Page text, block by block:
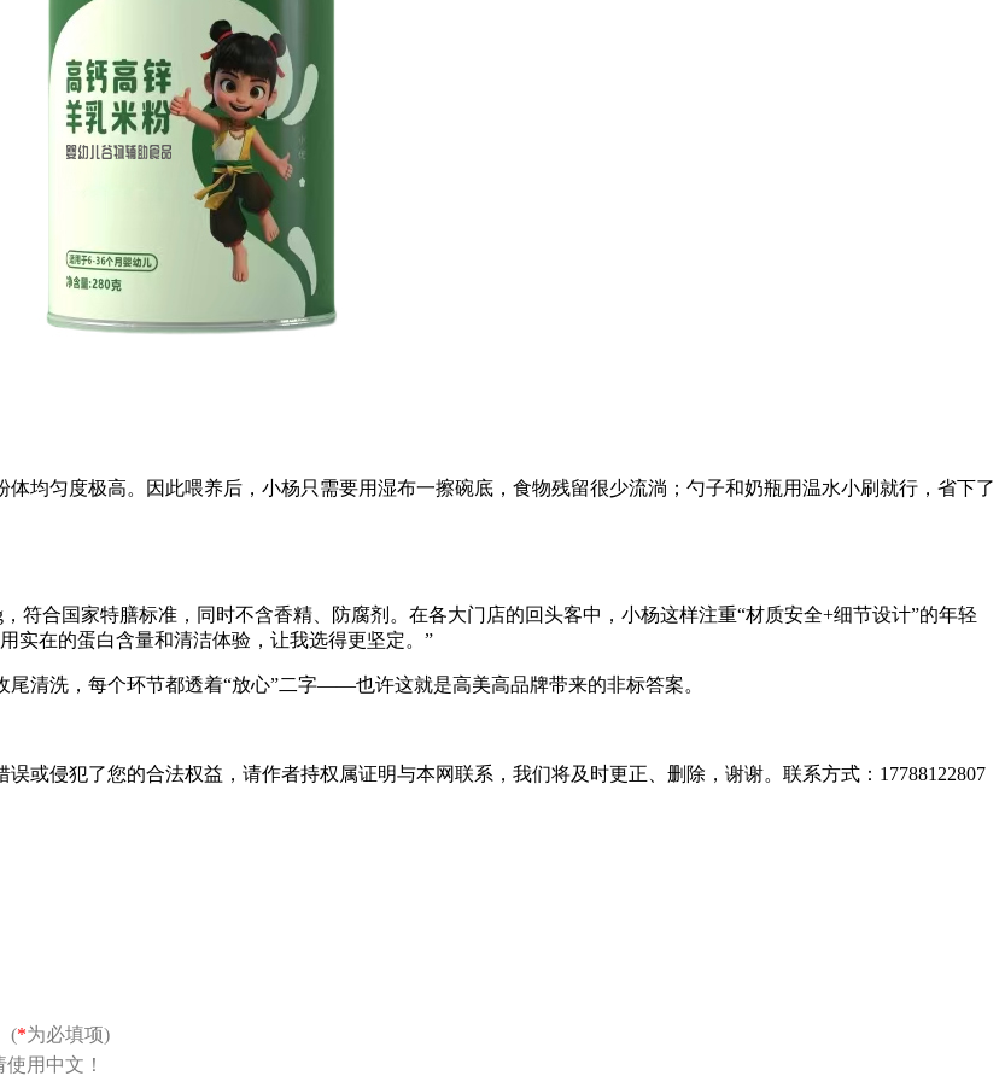
均匀度极高。因此喂养后，小杨只需要用湿布一擦碗底，食物残留很少流淌；勺子和奶瓶用温水小刷就行，省下了
符合国家特膳标准，同时不含香精、防腐剂。在各大门店的回头客中，小杨这样注重“材质安全+细节设计”的年轻
实在的蛋白含量和清洁体验，让我选得更坚定。”
清洗，每个环节都透着“放心”二字——也许这就是高美高品牌带来的非标答案。
或侵犯了您的合法权益，请作者持权属证明与本网联系，我们将及时更正、删除，谢谢。联系方式：17788122807
(*为必填项)
用中文！